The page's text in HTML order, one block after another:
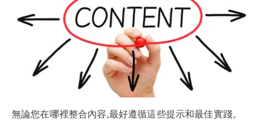
無論您在哪裡整合內容,最好遵循這些提示和最佳實踐。